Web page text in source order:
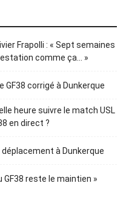
Frapolli : « Sept semaines
comme ça… »
GF38 corrigé à Dunkerque
heure suivre le match USL
en direct ?
déplacement à Dunkerque
GF38 reste le maintien »